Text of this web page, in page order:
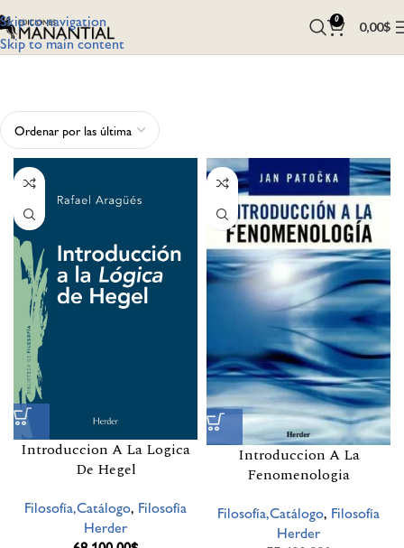
Skip to navigation
Skip to main content
0 0,00$
Introduccion A La Logica
De Hegel
Filosofía,Catálogo, Filosofía
Herder
Introduccion A La
Fenomenologia
Filosofía,Catálogo, Filosofía
Herder